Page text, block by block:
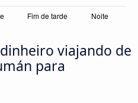
viajando de
para